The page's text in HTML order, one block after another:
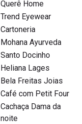
Querê Home
Trend Eyewear
Cartoneria
Mohana Ayurveda
Santo Docinho
Heliana Lages
Bela Freitas Joias
Café com Petit Four
Cachaça Dama da
noite